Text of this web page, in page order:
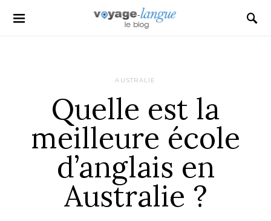
Search for:
AUSTRALIE
Quelle est la
meilleure école
d’anglais en
Australie ?